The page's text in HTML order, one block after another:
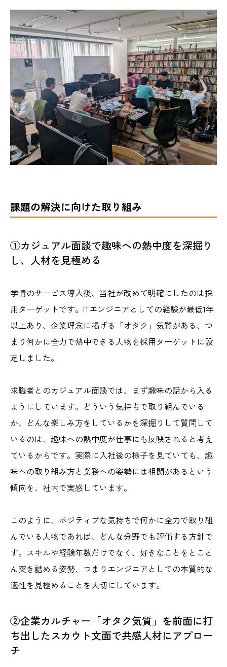
課題の解決に向けた取り組み
①カジュアル面談で趣味への熱中度を深掘り
し、人材を見極める
学情のサービス導入後、当社が改めて明確にしたのは採
用ターゲットです。ITエンジニアとしての経験が最低1年
以上あり、企業理念に掲げる「オタク」気質がある、つ
まり何かに全力で熱中できる人物を採用ターゲットに設
定しました。
求職者とのカジュアル面談では、まず趣味の話から入る
ようにしています。どういう気持ちで取り組んでいる
か、どんな楽しみ方をしているかを深掘りして質問して
いるのは、趣味への熱中度が仕事にも反映されると考え
ているからです。実際に入社後の様子を見ていても、趣
味への取り組み方と業務への姿勢には相関があるという
傾向を、社内で実感しています。
このように、ポジティブな気持ちで何かに全力で取り組
んでいる人物であれば、どんな分野でも評価する方針で
す。スキルや経験年数だけでなく、好きなことをとこと
ん突き詰める姿勢、つまりエンジニアとしての本質的な
適性を見極めることを大切にしています。
②企業カルチャー「オタク気質」を前面に打
ち出したスカウト文面で共感人材にアプロー
チ